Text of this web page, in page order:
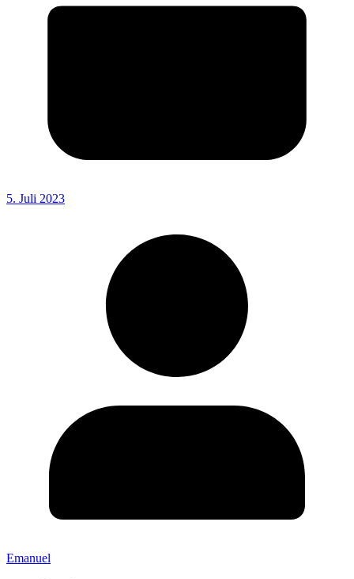
5. Juli 2023
Emanuel